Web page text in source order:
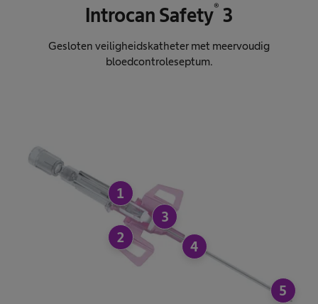
Introcan Safety® 3
Gesloten veiligheidskatheter met meervoudig
bloedcontroleseptum.
1
2
3
4
5